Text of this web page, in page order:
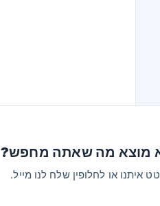
מוצא מה שאתה מחפש?
איתנו או לחלופין שלח לנו מייל.